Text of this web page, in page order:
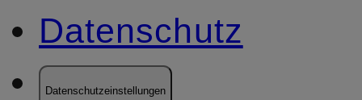
Datenschutz
Datenschutzeinstellungen